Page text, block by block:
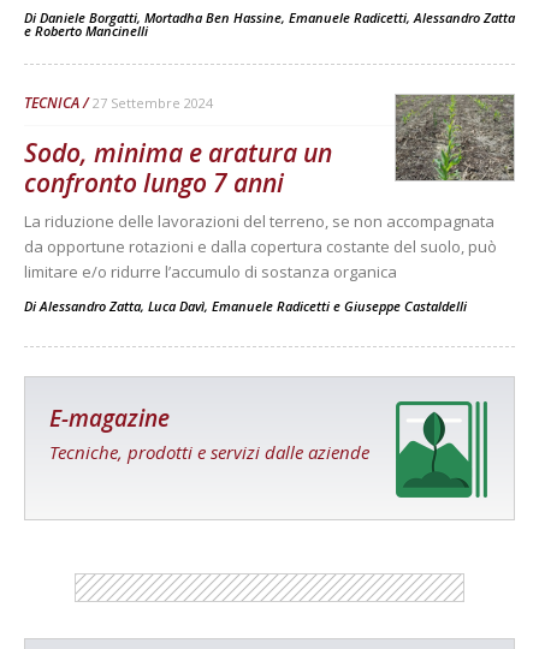
Di Daniele Borgatti, Mortadha Ben Hassine, Emanuele Radicetti,Alessandro Zatta
e Roberto Mancinelli
TECNICA 27 Settembre 2024
Sodo, minima e aratura un
confronto lungo 7 anni
La riduzione delle lavorazioni del terreno, se non accompagnata
da opportune rotazioni e dalla copertura costante del suolo, può
limitare e/o ridurre l’accumulo di sostanza organica
DiAlessandro Zatta, Luca Davì, Emanuele Radicetti e Giuseppe Castaldelli
E-magazine
Tecniche, prodotti e servizi dalle aziende